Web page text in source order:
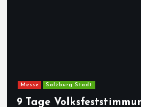
Messe Salzburg Stadt
9 Tage